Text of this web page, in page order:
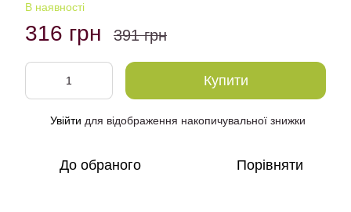
В наявності
316 грн 391 грн
Купити
Увійти для відображення накопичувальної знижки
До обраного Порівняти